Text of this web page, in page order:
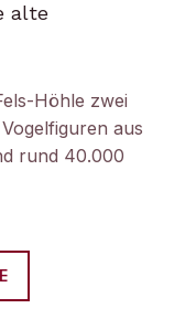
alte
Höhle zwei
aus
rund 40.000